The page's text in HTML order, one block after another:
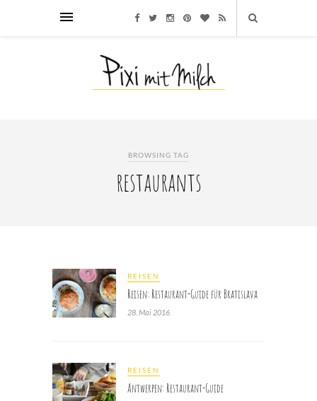
BROWSING TAG
restaurants
REISEN
Reisen: Restaurant-Guide für Bratislava
28. Mai 2016
REISEN
Antwerpen: Restaurant-Guide